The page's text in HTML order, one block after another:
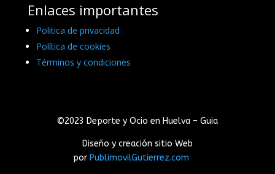
Enlaces importantes
Politica de privacidad
Política de cookies
Términos y condiciones
©2023 Deporte y Ocio en Huelva – Guia
Diseño y creación sitio Web
por PublimovilGutierrez.com